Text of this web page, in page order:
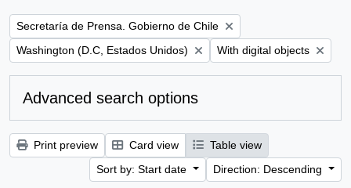
Remove filter:
Secretaría de Prensa. Gobierno de Chile
Remove filter:
Washington (D.C, Estados Unidos) Remove filter:
With digital objects
Advanced search options
Print preview Card view
Table view
Sort by: Start date
Direction: Descending